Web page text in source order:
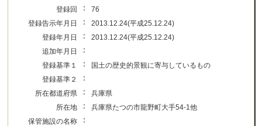
登録回
：
76
登録告示年月日
：
2013.12.24(平成25.12.24)
登録年月日
：
2013.12.24(平成25.12.24)
追加年月日
：
登録基準１ ：
国土の歴史的景観に寄与しているもの
登録基準２
：
所在都道府県 ：
兵庫県
所在地
：
兵庫県たつの市龍野町大手54-1他
保管施設の名称
：